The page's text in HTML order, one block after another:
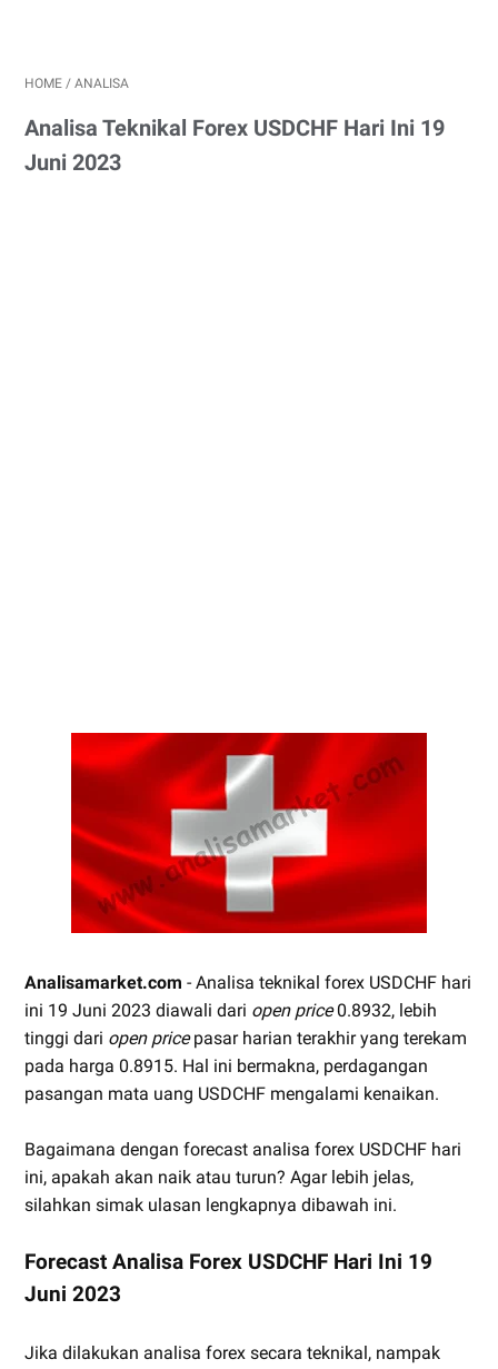
HOME / ANALISA
Analisa Teknikal Forex USDCHF Hari Ini 19
Juni 2023
Analisamarket.com - Analisa teknikal forex USDCHF hari
ini 19 Juni 2023 diawali dari open price0.8932, lebih
tinggi dari open pricepasar harian terakhir yang terekam
pada harga 0.8915. Hal ini bermakna, perdagangan
pasangan mata uang USDCHF mengalami kenaikan.
Bagaimana dengan forecast analisa forex USDCHF hari
ini, apakah akan naik atau turun? Agar lebih jelas,
silahkan simak ulasan lengkapnya dibawah ini.
Forecast Analisa Forex USDCHF Hari Ini 19
Juni 2023
Jika dilakukan analisa forex secara teknikal, nampak